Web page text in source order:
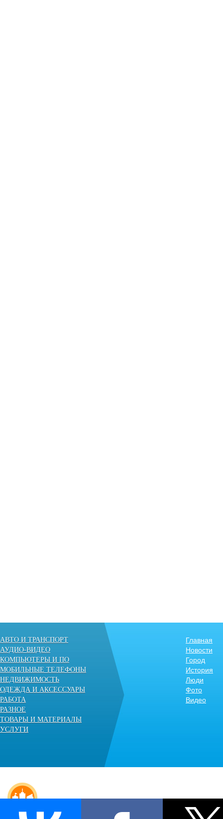
АВТО И ТРАНСПОРТ
АУДИО-ВИДЕО
КОМПЬЮТЕРЫ И ПО
МОБИЛЬНЫЕ ТЕЛЕФОНЫ
НЕДВИЖИМОСТЬ
ОДЕЖДА И АКСЕССУАРЫ
РАБОТА
РАЗНОЕ
ТОВАРЫ И МАТЕРИАЛЫ
УСЛУГИ
Главная
Новости
Город
История
Люди
Фото
Видео